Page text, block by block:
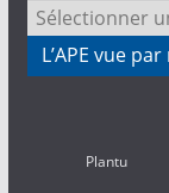
NOS
ACTIVITES
PASSEES
L’APE vue
Plantu